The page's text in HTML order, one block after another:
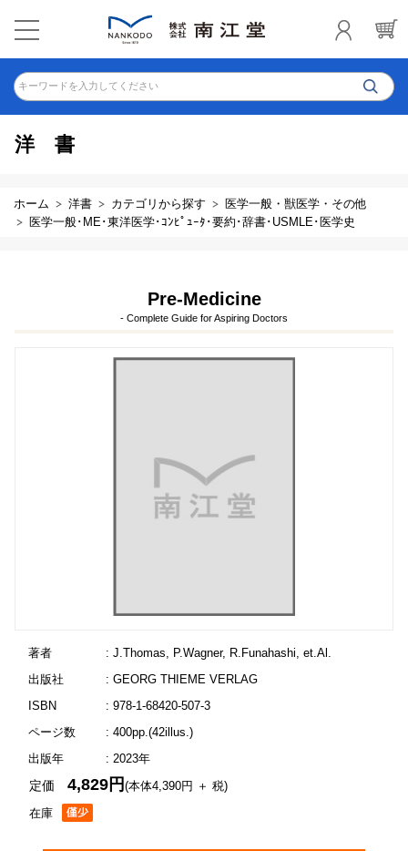
キーワードを入力してください
洋書
ホーム 洋書 カテゴリから探す
医学一般・獣医学・その他
医学一般･ME･東洋医学･ｺﾝﾋﾟｭｰﾀ･要約･辞書･USMLE･医学史
Pre-Medicine
- Complete Guide for Aspiring Doctors
著者
: J.Thomas, P.Wagner, R.Funahashi, et.Al.
出版社
: GEORG THIEME VERLAG
ISBN
: 978-1-68420-507-3
ページ数
: 400pp.(42illus.)
出版年
: 2023年
在庫
定価4,829円(本体4,390円 ＋ 税)